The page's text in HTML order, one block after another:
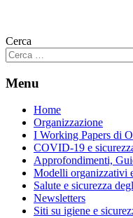
Cerca
Menu
Home
Organizzazione
I Working Papers di
COVID-19 e
Approfondimenti,
Modelli organizzativi
Salute e sicurezza
Newsletters
Siti su igiene e